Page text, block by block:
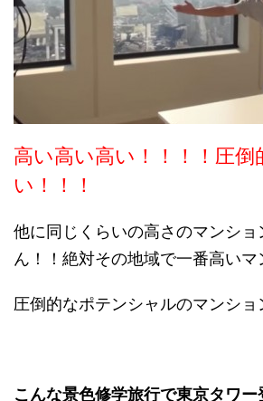
高い高い高い！！！！圧倒
い！！！
他に同じくらいの高さのマンショ
ん！！絶対その地域で一番高いマ
圧倒的なポテンシャルのマンショ
こんな景色修学旅行で東京タワ